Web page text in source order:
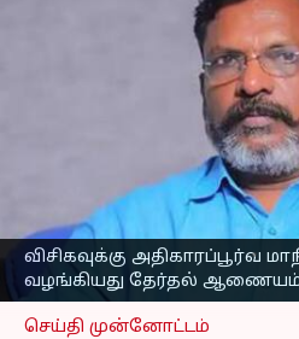
விசிகவுக்கு அதிகாரப்பூர்வ
வழங்கியது தேர்தல்
நிரந்தர
பானை;
கட்சி
வழங்கியது
ஆணையம்
எழுதியவர் Sekar Chinnappan Jan
செய்தி முன்னோட்டம்